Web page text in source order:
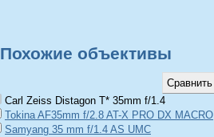
Похожие объективы
Carl Zeiss Distagon T* 35mm f/1.4
Tokina AF35mm f/2.8 AT-X PRO DX MACRO
Samyang 35 mm f/1.4 AS UMC